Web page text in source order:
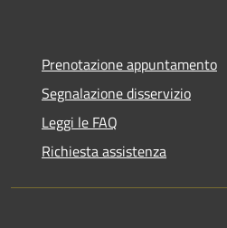
Prenotazione appuntamento
Segnalazione disservizio
Leggi le FAQ
Richiesta assistenza